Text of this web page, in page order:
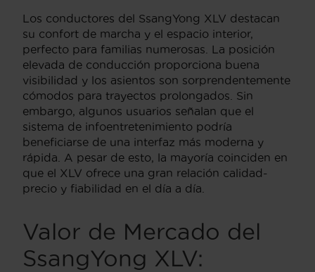
Los conductores del SsangYong XLV destacan
su confort de marcha y el espacio interior,
perfecto para familias numerosas. La posición
elevada de conducción proporciona buena
visibilidad y los asientos son sorprendentemente
cómodos para trayectos prolongados. Sin
embargo, algunos usuarios señalan que el
sistema de infoentretenimiento podría
beneficiarse de una interfaz más moderna y
rápida. A pesar de esto, la mayoría coinciden en
que el XLV ofrece una gran relación calidad-
precio y fiabilidad en el día a día.
Valor de Mercado del
SsangYong XLV: